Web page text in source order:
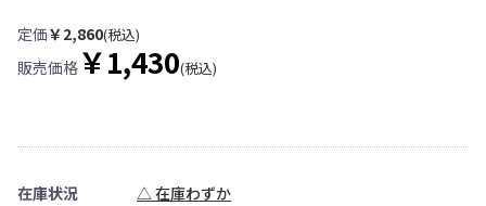
定価￥2,860(税込)
販売価格 ￥1,430(税込)
在庫状況 △ 在庫わずか